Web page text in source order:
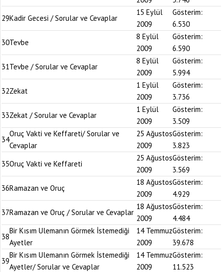
29Kadir Gecesi / Sorular ve Cevaplar
15 Eylül
2009
Gösterim:
6.530
30Tevbe
8 Eylül
2009
Gösterim:
6.590
31Tevbe / Sorular ve Cevaplar
8 Eylül
2009
Gösterim:
5.994
32Zekat
1 Eylül
2009
Gösterim:
3.736
33Zekat / Sorular ve Cevaplar
1 Eylül
2009
Gösterim:
3.509
34
Oruç Vakti ve Keffareti/ Sorular ve
Cevaplar
25 Ağustos
2009
Gösterim:
3.823
35Oruç Vakti ve Keffareti
25 Ağustos
2009
Gösterim:
3.569
36Ramazan ve Oruç
18 Ağustos
2009
Gösterim:
4.929
37Ramazan ve Oruç / Sorular ve Cevaplar
18 Ağustos
2009
Gösterim:
4.484
38
Bir Kısım Ulemanın Görmek İstemediği
Ayetler
14 Temmuz
2009
Gösterim:
39.678
39
Bir Kısım Ulemanın Görmek İstemediği
Ayetler/ Sorular ve Cevaplar
14 Temmuz
2009
Gösterim:
11.523